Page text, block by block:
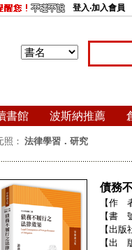
登入‧加入會員
書館 波斯納推薦
照： 法律學習．研究
債務
【作
【書
【出版
【出